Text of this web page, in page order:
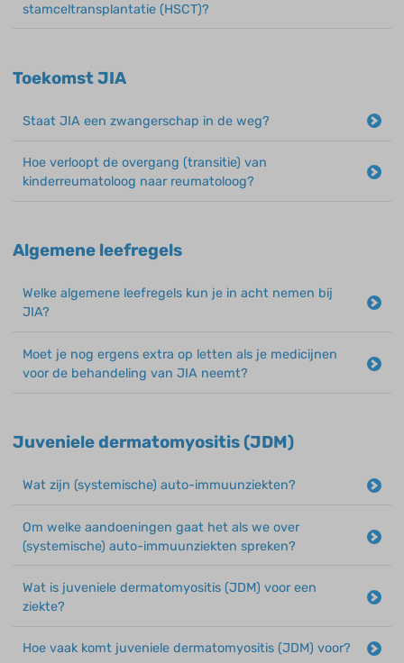
stamceltransplantatie (HSCT)?
Toekomst JIA
Staat JIA een zwangerschap in de weg?
Hoe verloopt de overgang (transitie) van
kinderreumatoloog naar reumatoloog?
Algemene leefregels
Welke algemene leefregels kun je in acht nemen bij
JIA?
Moet je nog ergens extra op letten als je medicijnen
voor de behandeling van JIA neemt?
Juveniele dermatomyositis (JDM)
Wat zijn (systemische) auto-immuunziekten?
Om welke aandoeningen gaat het als we over
(systemische) auto-immuunziekten spreken?
Wat is juveniele dermatomyositis (JDM) voor een
ziekte?
Hoe vaak komt juveniele dermatomyositis (JDM) voor?